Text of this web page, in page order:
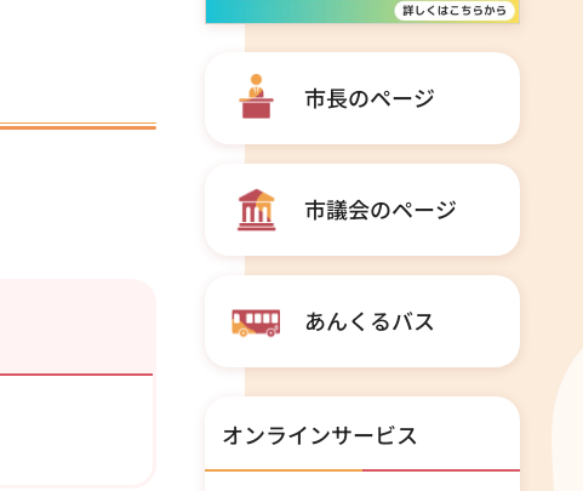
市長のページ
市議会のページ
あんくるバス
オンラインサービス